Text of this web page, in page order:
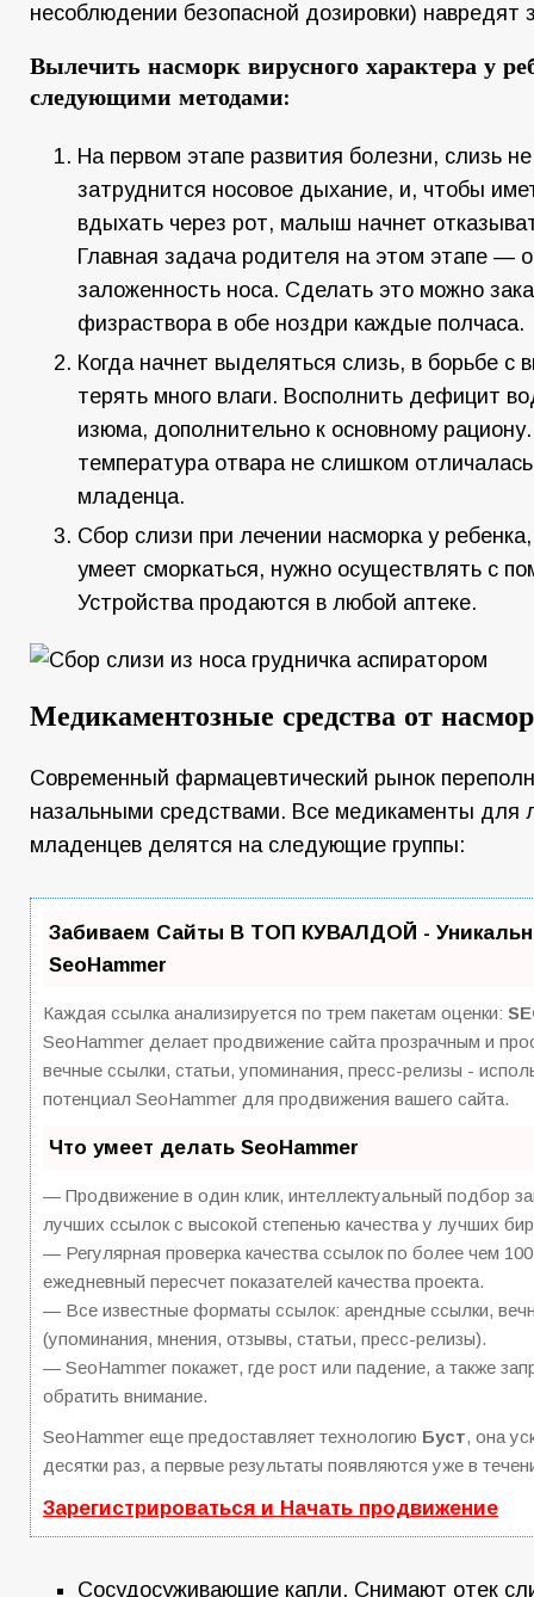
несоблюдении безопасной дозировки)
Вылечить насморк вирусного характера у
следующими методами:
На первом этапе развития болезни, слизь
затруднится носовое дыхание, и, чтобы
вдыхать через рот, малыш начнет
Главная задача родителя на этом этапе —
заложенность носа. Сделать это можно
физраствора в обе ноздри каждые полчаса.
Когда начнет выделяться слизь, в борьбе с
терять много влаги. Восполнить дефицит
изюма, дополнительно к основному
температура отвара не слишком
младенца.
Сбор слизи при лечении насморка у
умеет сморкаться, нужно осуществлять с
Устройства продаются в любой аптеке.
Медикаментозные средства от
Современный фармацевтический рынок
назальными средствами. Все медикаменты для
младенцев делятся на следующие группы:
Забиваем Сайты В ТОП КУВАЛДОЙ -
SeoHammer
Каждая ссылка анализируется по трем пакетам оценки:
SeoHammer делает продвижение сайта прозрачным и
вечные ссылки, статьи, упоминания, пресс-релизы -
потенциал SeoHammer для продвижения вашего сайта.
Что умеет делать SeoHammer
— Продвижение в один клик, интеллектуальный подбор
лучших ссылок с высокой степенью качества у лучших
— Регулярная проверка качества ссылок по более чем
ежедневный пересчет показателей качества проекта.
— Все известные форматы ссылок: арендные ссылки,
(упоминания, мнения, отзывы, статьи, пресс-релизы).
— SeoHammer покажет, где рост или падение, а также
обратить внимание.
SeoHammer еще предоставляет технологию Буст, она
десятки раз, а первые результаты появляются уже в
Зарегистрироваться и Начать продвижение
Сосудосуживающие капли. Снимают отек